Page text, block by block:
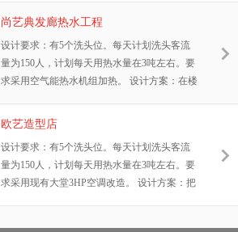
配备一个8吨的水箱。考虑主机维修期间不影
管。增压供水，管路比较长，配备自动恒温回
水装置，整个系统全自动控制。
尚艺典发廊热水工程
设计要求：有5个洗头位。每天计划洗头客流
量为150人，计划每天用热水量在3吨左右。要
求采用空气能热水机组加热。 设计方案：在楼
配备一个3吨的水箱。考虑主机维修期间不影
管。增压供水，管路比较长，配备自动恒温回
水装置，整个系统全自动控制。
欧艺造型店
设计要求：有5个洗头位。每天计划洗头客流
量为150人，计划每天用热水量在3吨左右。要
求采用现有大堂3HP空调改造。 设计方案：把